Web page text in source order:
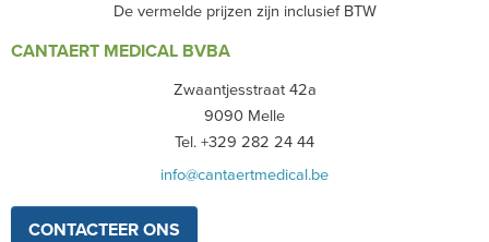
De vermelde prijzen zijn inclusief BTW
CANTAERT MEDICAL BVBA
Zwaantjesstraat 42a
9090 Melle
Tel. +329 282 24 44
info@cantaertmedical.be
CONTACTEER ONS